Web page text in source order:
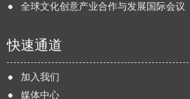
全球文化创意产业合作与发展国际会议
快速通道
加入我们
媒体中心